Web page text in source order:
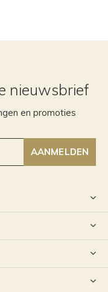
nieuwsbrief
en promoties
AANMELDEN